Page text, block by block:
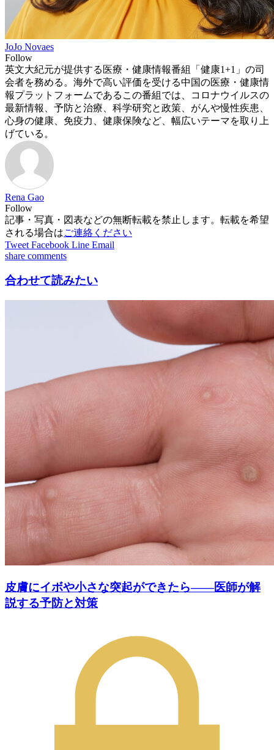
JoJo Novaes
Follow
英文大紀元が提供する医療・健康情報番組「健康1+1」の司
会者を務める。海外で高い評価を受ける中国の医療・健康情
報プラットフォームであるこの番組では、コロナウイルスの
最新情報、予防と治療、科学研究と政策、がんや慢性疾患、
心身の健康、免疫力、健康保険など、幅広いテーマを取り上
げている。
Rena Gao
Follow
記事・写真・図表などの無断転載を禁止します。転載を希望
される場合はご連絡ください
Tweet Facebook Line Email
share comments
合わせて読みたい
皮膚にイボや小さな突起ができたら――医師が解
説する予防と対策